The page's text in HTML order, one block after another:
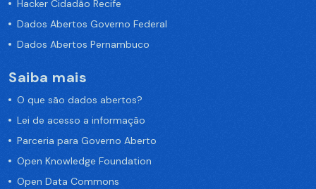
Hacker Cidadão Recife
Dados Abertos Governo Federal
Dados Abertos Pernambuco
Saiba mais
O que são dados abertos?
Lei de acesso a informação
Parceria para Governo Aberto
Open Knowledge Foundation
Open Data Commons